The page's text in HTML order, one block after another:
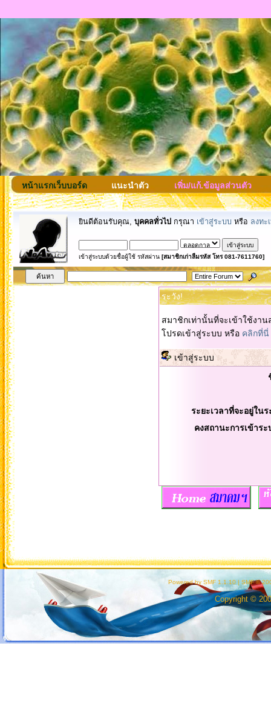
หน้าแรกเว็บบอร์ด แนะนำตัว เพิ่ม/แก้.ข้อมูลส่วนตัว
ยินดีต้อนรับคุณ, บุคคลทั่วไป กรุณา เข้าสู่ระบบ หรือ ลงทะ
เข้าสู่ระบบด้วยชื่อผู้ใช้ รหัสผ่าน [สมาชิกเก่าลืมรหัส โทร 081-7611760]
ระวัง!
สมาชิกเท่านั้นที่จะเข้าใช้งา
โปรดเข้าสู่ระบบ หรือ คลิกที่นี่
เข้าสู่ระบบ
ระยะเวลาที่จะอยู่ใน
คงสถานะการเข้าร
Powered by SMF 1.1.10 | SMF ©
Copyright ©